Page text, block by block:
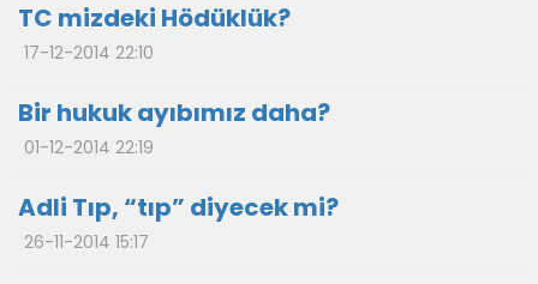
TC mizdeki Hödüklük?
17-12-2014 22:10
Bir hukuk ayıbımız daha?
01-12-2014 22:19
Adli Tıp, “tıp” diyecek mi?
26-11-2014 15:17